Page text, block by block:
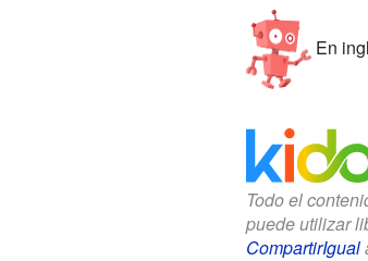
En
Todo el
puede utilizar
CompartirIgual